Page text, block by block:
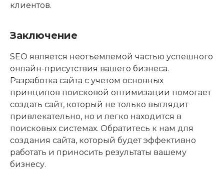
клиентов.
Заключение
SEO является неотъемлемой частью успешного
онлайн-присутствия вашего бизнеса.
Разработка сайта с учетом основных
принципов поисковой оптимизации помогает
создать сайт, который не только выглядит
привлекательно, но и легко находится в
поисковых системах. Обратитесь к нам для
создания сайта, который будет эффективно
работать и приносить результаты вашему
бизнесу.